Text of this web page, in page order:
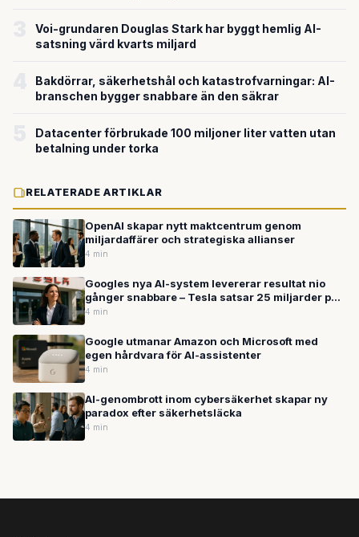
Voi-grundaren Douglas Stark har byggt hemlig AI-
satsning värd kvarts miljard
Bakdörrar, säkerhetshål och katastrofvarningar: AI-
branschen bygger snabbare än den säkrar
Datacenter förbrukade 100 miljoner liter vatten utan
betalning under torka
RELATERADE ARTIKLAR
OpenAI skapar nytt maktcentrum genom
miljardaffärer och strategiska allianser
4 min
Googles nya AI-system levererar resultat nio
gånger snabbare – Tesla satsar 25 miljarder på
robotar
4 min
Google utmanar Amazon och Microsoft med
egen hårdvara för AI-assistenter
4 min
AI-genombrott inom cybersäkerhet skapar ny
paradox efter säkerhetsläcka
4 min